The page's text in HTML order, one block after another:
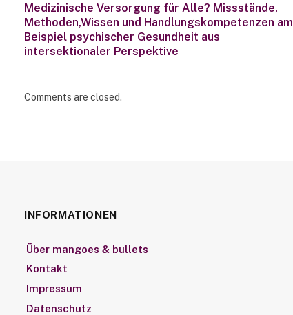
Medizinische Versorgung für Alle? Missstände,
Methoden,Wissen und Handlungskompetenzen am
Beispiel psychischer Gesundheit aus
intersektionaler Perspektive
Comments are closed.
INFORMATIONEN
Über mangoes & bullets
Kontakt
Impressum
Datenschutz